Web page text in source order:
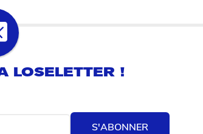
S'ABONNER